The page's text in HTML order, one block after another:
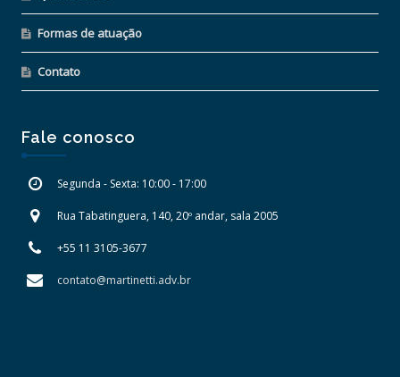
Formas de atuação
Contato
Fale conosco
Segunda - Sexta: 10:00 - 17:00
Rua Tabatinguera, 140, 20º andar, sala 2005
+55 11 3105-3677
contato@martinetti.adv.br